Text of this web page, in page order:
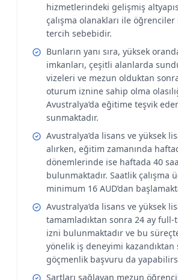
hizmetlerindeki gelişmiş
çalışma olanakları ile
tercih sebebidir.
Bunların yanı sıra, yüksek
imkanları, çeşitli alanlarda
vizeleri ve mezun olduktan
oturum iznine sahip olma
Avustralya’da eğitime teşvik
sunmaktadır.
Avustralya’da lisans ve yüksek
alırken, eğitim zamanında
dönemlerinde ise haftada 40
bulunmaktadır. Saatlik çalışma
minimum 16 AUD’dan
Avustralya’da lisans ve yüksek
tamamladıktan sonra 24 ay full-
izni bulunmaktadır ve bu
yönelik iş deneyimi kazandıktan
göçmenlik başvuru da
Şartları sağlayan mezun